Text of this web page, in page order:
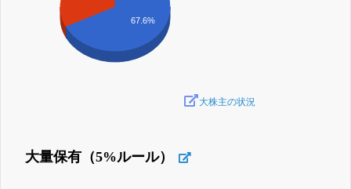
67.6%
大株主の状況
大量保有（5%ルール）